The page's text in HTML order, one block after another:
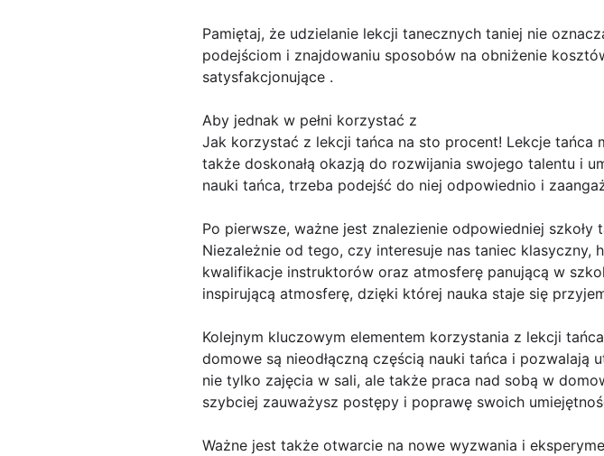
Pamiętaj, że udzielanie lekcji tanecznych taniej nie
podejściom i znajdowaniu sposobów na obniżenie
satysfakcjonujące .
Aby jednak w pełni korzystać z
Jak korzystać z lekcji tańca na sto procent! Lekcje
także doskonałą okazją do rozwijania swojego talentu i
nauki tańca, trzeba podejść do niej odpowiednio i
Po pierwsze, ważne jest znalezienie odpowiedniej
Niezależnie od tego, czy interesuje nas taniec
kwalifikacje instruktorów oraz atmosferę panującą w
inspirującą atmosferę, dzięki której nauka staje się
Kolejnym kluczowym elementem korzystania z lekcji
domowe są nieodłączną częścią nauki tańca i
nie tylko zajęcia w sali, ale także praca nad sobą w
szybciej zauważysz postępy i poprawę swoich
Ważne jest także otwarcie na nowe wyzwania i